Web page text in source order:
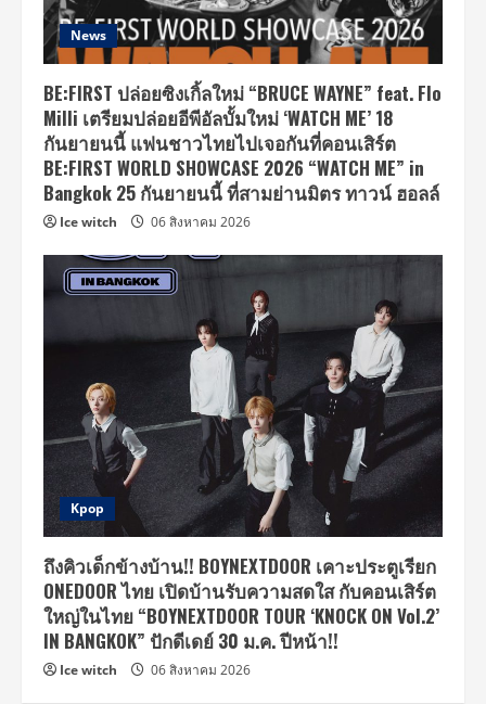
News
BE:FIRST ปล่อยซิงเกิ้ลใหม่ “BRUCE WAYNE” feat. Flo
Milli เตรียมปล่อยอีพีอัลบั้มใหม่ ‘WATCH ME’ 18
กันยายนนี้ แฟนชาวไทยไปเจอกันที่คอนเสิร์ต
BE:FIRST WORLD SHOWCASE 2026 “WATCH ME” in
Bangkok 25 กันยายนนี้ ที่สามย่านมิตร ทาวน์ ฮอลล์
Ice witch 06 สิงหาคม 2026
Kpop
ถึงคิวเด็กข้างบ้าน!! BOYNEXTDOOR เคาะประตูเรียก
ONEDOOR ไทย เปิดบ้านรับความสดใส กับคอนเสิร์ต
ใหญ่ในไทย “BOYNEXTDOOR TOUR ‘KNOCK ON Vol.2’
IN BANGKOK” ปักดีเดย์ 30 ม.ค. ปีหน้า!!
Ice witch 06 สิงหาคม 2026